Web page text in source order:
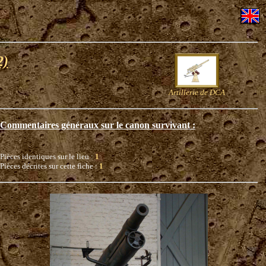
Artillerie de DCA
Commentaires généraux sur le canon survivant :
Pièces identiques sur le lieu :1
Pièces décrites sur cette fiche :1